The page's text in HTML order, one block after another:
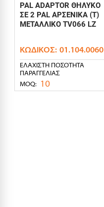
PAL ADAPTOR ΘΗΛΥΚΟ
ΣΕ 2 PAL ΑΡΣΕΝΙΚΑ (T)
ΜΕΤΑΛΛΙΚΟ TV066 LZ
ΚΩΔΙΚΌΣ: 01.104.0060
ΕΛΆΧΙΣΤΗ ΠΟΣΌΤΗΤΑ
ΠΑΡΑΓΓΕΛΊΑΣ
MOQ: 10